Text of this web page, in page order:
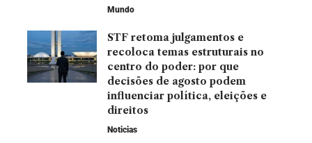
Mundo
STF retoma julgamentos e
recoloca temas estruturais no
centro do poder: por que
decisões de agosto podem
influenciar política, eleições e
direitos
Noticias